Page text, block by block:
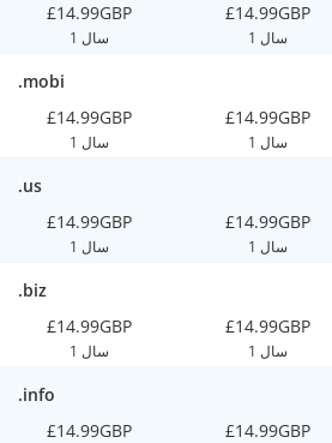
£14.99GBP
1 سال
£14.99GBP
1 سال
.mobi
£14.99GBP
1 سال
£14.99GBP
1 سال
.us
£14.99GBP
1 سال
£14.99GBP
1 سال
.biz
£14.99GBP
1 سال
£14.99GBP
1 سال
.info
£14.99GBP
£14.99GBP